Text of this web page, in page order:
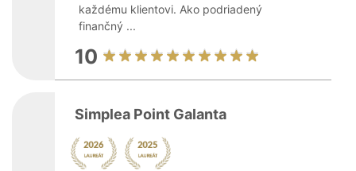
každému klientovi. Ako podriadený
finančný ...
10
Simplea Point Galanta